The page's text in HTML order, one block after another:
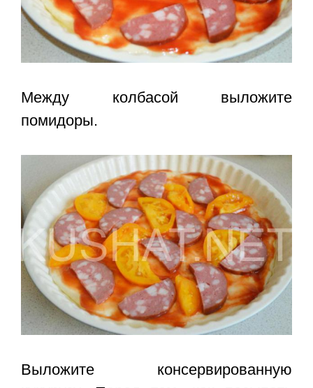
Между колбасой выложите
помидоры.
Выложите консервированную